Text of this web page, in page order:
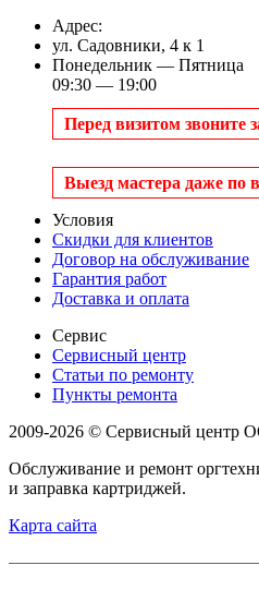
Адрес:
ул. Садовники, 4 к 1
Понедельник — Пятница
09:30 — 19:00
Перед визитом звоните
Выезд мастера даже по
Условия
Скидки для клиентов
Договор на обслуживание
Гарантия работ
Доставка и оплата
Сервис
Сервисный центр
Статьи по ремонту
Пункты ремонта
2009-2026 © Сервисный
Обслуживание и ремонт
и заправка картриджей.
Карта сайта